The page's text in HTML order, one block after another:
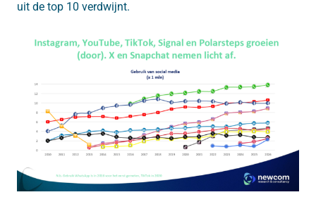
uit de top 10 verdwijnt.